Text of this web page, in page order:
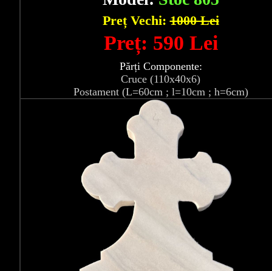
Preț Vechi:1000 Lei
Preț: 590 Lei
Părți Componente:
Cruce (110x40x6)
Postament (L=60cm ; l=10cm ; h=6cm)